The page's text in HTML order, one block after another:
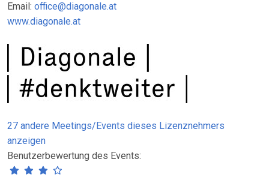
Email: office@diagonale.at
www.diagonale.at
27 andere Meetings/Events dieses Lizenznehmers
anzeigen
Benutzerbewertung des Events: